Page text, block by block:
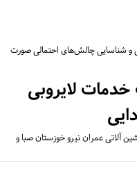
شناسایی چالش‌های احتمالی صورت
لایروبی
عمران نیرو خوزستان صبا و